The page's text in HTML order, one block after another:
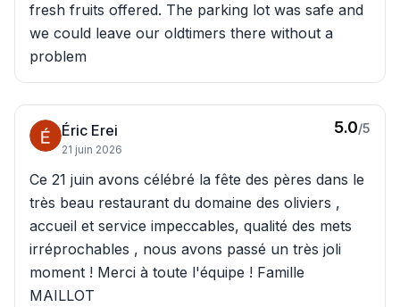
fresh fruits offered. The parking lot was safe and
we could leave our oldtimers there without a
problem
Éric Erei
21 juin 2026
5.0/5
Ce 21 juin avons célébré la fête des pères dans le
très beau restaurant du domaine des oliviers ,
accueil et service impeccables, qualité des mets
irréprochables , nous avons passé un très joli
moment ! Merci à toute l'équipe ! Famille
MAILLOT